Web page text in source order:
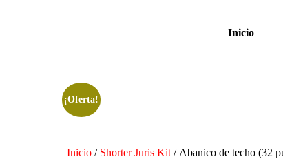
Inicio
¡Oferta!
Inicio / Shorter Juris Kit / Abanico de techo (32